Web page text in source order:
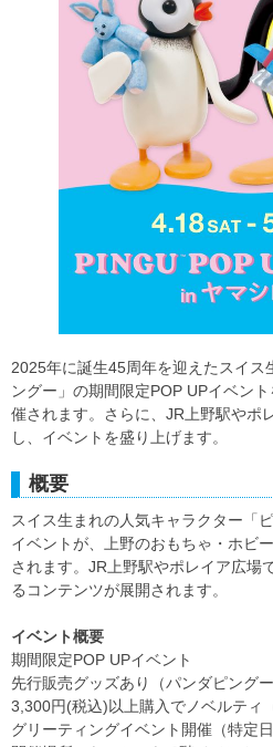
2025年に誕生45周年を迎えたスイス
ングー」の期間限定POP UPイベン
催されます。さらに、JR上野駅やポ
し、イベントを盛り上げます。
概要
スイス生まれの人気キャラクター「
イベントが、上野のおもちゃ・ホビ
されます。JR上野駅やポレイア広場
るコンテンツが展開されます。
イベント概要
期間限定POP UPイベント
先行販売グッズあり（パンダピング
3,300円(税込)以上購入でノベルティ
グリーティングイベント開催（特定日